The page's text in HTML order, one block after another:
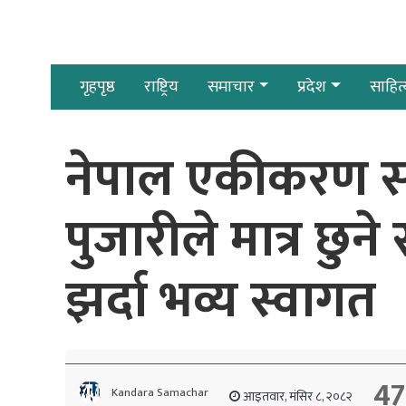
गृहपृष्ठ राष्ट्रिय समाचार प्रदेश
नेपाल एकीकरण
पुजारीले मात्र छुने
झर्दा भव्य स्वागत
Kandara Samachar आइतवार, मंसिर ८, २०८२